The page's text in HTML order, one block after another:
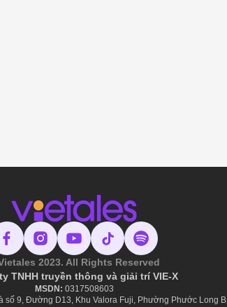
2023. All Rights Reserved
TNHH truyền thông và giải trí VIE-X
MSDN: ​ 0317508603
số 9, Đường D13, Khu Valora Fuji, Phường Phước Long B